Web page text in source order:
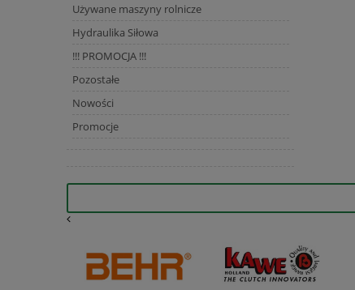
Używane maszyny rolnicze
Hydraulika Siłowa
!!! PROMOCJA !!!
Pozostałe
Nowości
Promocje